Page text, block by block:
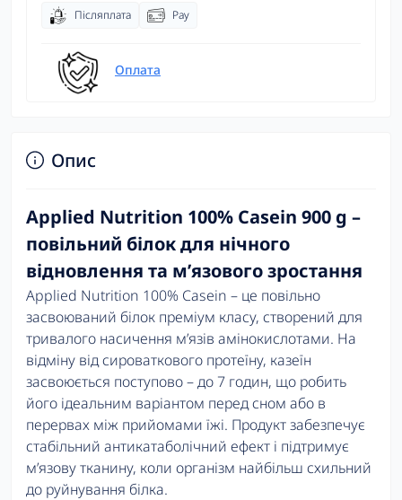
Післяплата Pay
Оплата
Опис
Applied Nutrition 100% Casein 900 g –
повільний білок для нічного
відновлення та м’язового зростання
Applied Nutrition 100% Casein – це повільно
засвоюваний білок преміум класу, створений для
тривалого насичення м’язів амінокислотами. На
відміну від сироваткового протеїну, казеїн
засвоюється поступово – до 7 годин, що робить
його ідеальним варіантом перед сном або в
перервах між прийомами їжі. Продукт забезпечує
стабільний антикатаболічний ефект і підтримує
м’язову тканину, коли організм найбільш схильний
до руйнування білка.